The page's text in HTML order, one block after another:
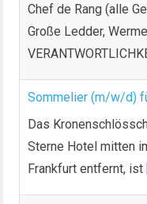
Chef de Rang (alle
Große Ledder,
Sommelier (m/w/d)
Das
Sterne Hotel mitten
Frankfurt entfernt, ist